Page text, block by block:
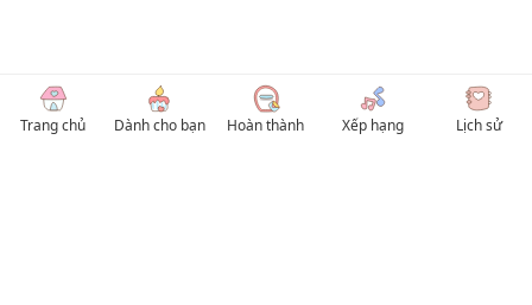
Trang chủ Dành cho bạn Hoàn thành Xếp hạng Lịch sử